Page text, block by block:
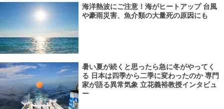
海洋熱波にご注意！海がヒートアップ 台風
や豪雨災害、魚介類の大量死の原因にも
暑い夏が続くと思ったら急に冬がやってく
る 日本は四季から二季に変わったのか 専門
家が語る異常気象 立花義裕教授インタビュ
ー